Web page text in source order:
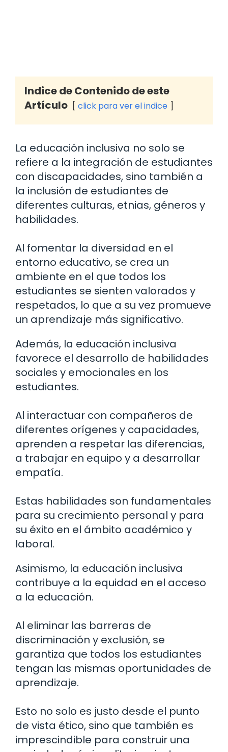
Indice de Contenido de este
Artículo
click para ver el indice
La educación inclusiva no solo se
refiere a la integración de estudiantes
con discapacidades, sino también a
la inclusión de estudiantes de
diferentes culturas, etnias, géneros y
habilidades.
Al fomentar la diversidad en el
entorno educativo, se crea un
ambiente en el que todos los
estudiantes se sienten valorados y
respetados, lo que a su vez promueve
un aprendizaje más significativo.
Además, la educación inclusiva
favorece el desarrollo de habilidades
sociales y emocionales en los
estudiantes.
Al interactuar con compañeros de
diferentes orígenes y capacidades,
aprenden a respetar las diferencias,
a trabajar en equipo y a desarrollar
empatía.
Estas habilidades son fundamentales
para su crecimiento personal y para
su éxito en el ámbito académico y
laboral.
Asimismo, la educación inclusiva
contribuye a la equidad en el acceso
a la educación.
Al eliminar las barreras de
discriminación y exclusión, se
garantiza que todos los estudiantes
tengan las mismas oportunidades de
aprendizaje.
Esto no solo es justo desde el punto
de vista ético, sino que también es
imprescindible para construir una